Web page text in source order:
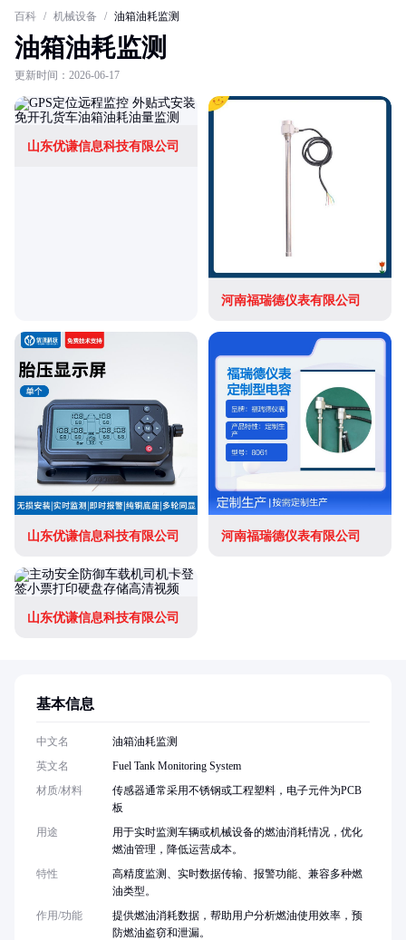
百科 / 机械设备 / 油箱油耗监测
油箱油耗监测
更新时间：2026-06-17
山东优谦信息科技有限公司
河南福瑞德仪表有限公司
山东优谦信息科技有限公司 河南福瑞德仪表有限公司
山东优谦信息科技有限公司
基本信息
中文名
油箱油耗监测
英文名
Fuel Tank Monitoring System
材质/材料
传感器通常采用不锈钢或工程塑料，电子元件为PCB
板
用途
用于实时监测车辆或机械设备的燃油消耗情况，优化
燃油管理，降低运营成本。
特性
高精度监测、实时数据传输、报警功能、兼容多种燃
油类型。
作用/功能
提供燃油消耗数据，帮助用户分析燃油使用效率，预
防燃油盗窃和泄漏。